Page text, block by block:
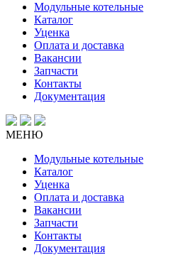
Модульные котельные
Каталог
Уценка
Оплата и доставка
Вакансии
Запчасти
Контакты
Документация
МЕНЮ
Модульные котельные
Каталог
Уценка
Оплата и доставка
Вакансии
Запчасти
Контакты
Документация